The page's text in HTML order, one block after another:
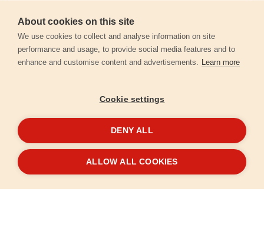
© 2026Extol.cz- Všechna práva vyhrazena
Záruční podmínky
Ochrana osobních údajů
VytvořiloFEO
About cookies on this site
We use cookies to collect and analyse information on site
performance and usage, to provide social media features and to
enhance and customise content and advertisements. Learn more
Cookie settings
DENY ALL
ALLOW ALL COOKIES